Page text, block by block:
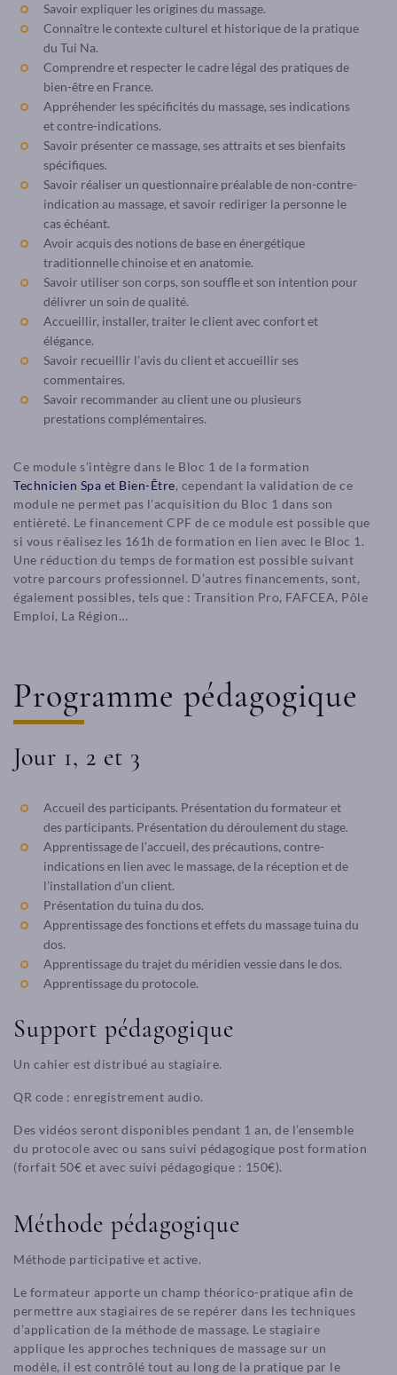
Savoir expliquer les origines du massage.
Connaître le contexte culturel et historique de la pratique
du Tui Na.
Comprendre et respecter le cadre légal des pratiques de
bien-être en France.
Appréhender les spécificités du massage, ses indications
et contre-indications.
Savoir présenter ce massage, ses attraits et ses bienfaits
spécifiques.
Savoir réaliser un questionnaire préalable de non-contre-
indication au massage, et savoir rediriger la personne le
cas échéant.
Avoir acquis des notions de base en énergétique
traditionnelle chinoise et en anatomie.
Savoir utiliser son corps, son souffle et son intention pour
délivrer un soin de qualité.
Accueillir, installer, traiter le client avec confort et
élégance.
Savoir recueillir l’avis du client et accueillir ses
commentaires.
Savoir recommander au client une ou plusieurs
prestations complémentaires.
Ce module s’intègre dans le Bloc 1 de la formation
Technicien Spa et Bien-Être, cependant la validation de ce
module ne permet pas l’acquisition du Bloc 1 dans son
entièreté. Le financement CPF de ce module est possible que
si vous réalisez les 161h de formation en lien avec le Bloc 1.
Une réduction du temps de formation est possible suivant
votre parcours professionnel. D’autres financements, sont,
également possibles, tels que : Transition Pro, FAFCEA, Pôle
Emploi, La Région…
Programme pédagogique
Jour 1, 2 et 3
Accueil des participants. Présentation du formateur et
des participants. Présentation du déroulement du stage.
Apprentissage de l’accueil, des précautions, contre-
indications en lien avec le massage, de la réception et de
l’installation d’un client.
Présentation du tuina du dos.
Apprentissage des fonctions et effets du massage tuina du
dos.
Apprentissage du trajet du méridien vessie dans le dos.
Apprentissage du protocole.
Support pédagogique
Un cahier est distribué au stagiaire.
QR code : enregistrement audio.
Des vidéos seront disponibles pendant 1 an, de l’ensemble
du protocole avec ou sans suivi pédagogique post formation
(forfait 50€ et avec suivi pédagogique : 150€).
Méthode pédagogique
Méthode participative et active.
Le formateur apporte un champ théorico-pratique afin de
permettre aux stagiaires de se repérer dans les techniques
d’application de la méthode de massage. Le stagiaire
applique les approches techniques de massage sur un
modèle, il est contrôlé tout au long de la pratique par le